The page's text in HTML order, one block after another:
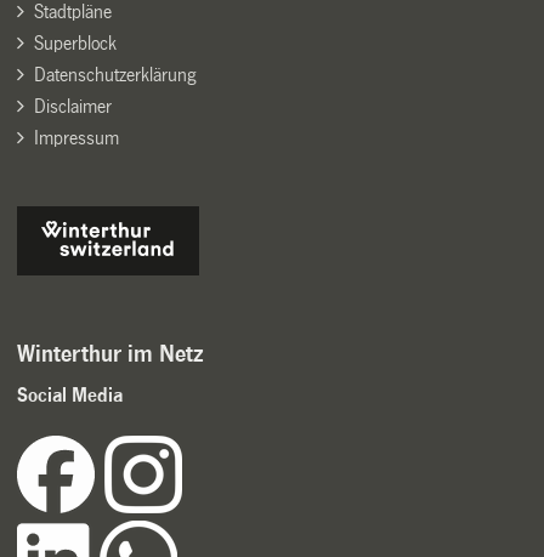
Stadtpläne
Superblock
Datenschutzerklärung
Disclaimer
Impressum
Winterthur im Netz
Social Media